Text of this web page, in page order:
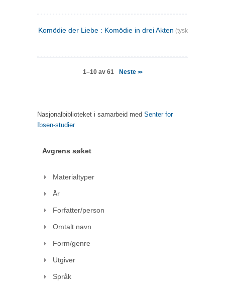
Komödie der Liebe : Komödie in drei Akten (tysk)
1–10 av 61 Neste>>
Nasjonalbiblioteket i samarbeid med Senter for
Ibsen-studier
Avgrens søket
Materialtyper
År
Forfatter/person
Omtalt navn
Form/genre
Utgiver
Språk